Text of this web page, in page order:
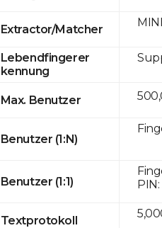
Extractor/Matcher
Lebendfingerer
kennung
Max. Benutzer
Benutzer (1:N)
Benutzer (1:1)
Textprotokoll